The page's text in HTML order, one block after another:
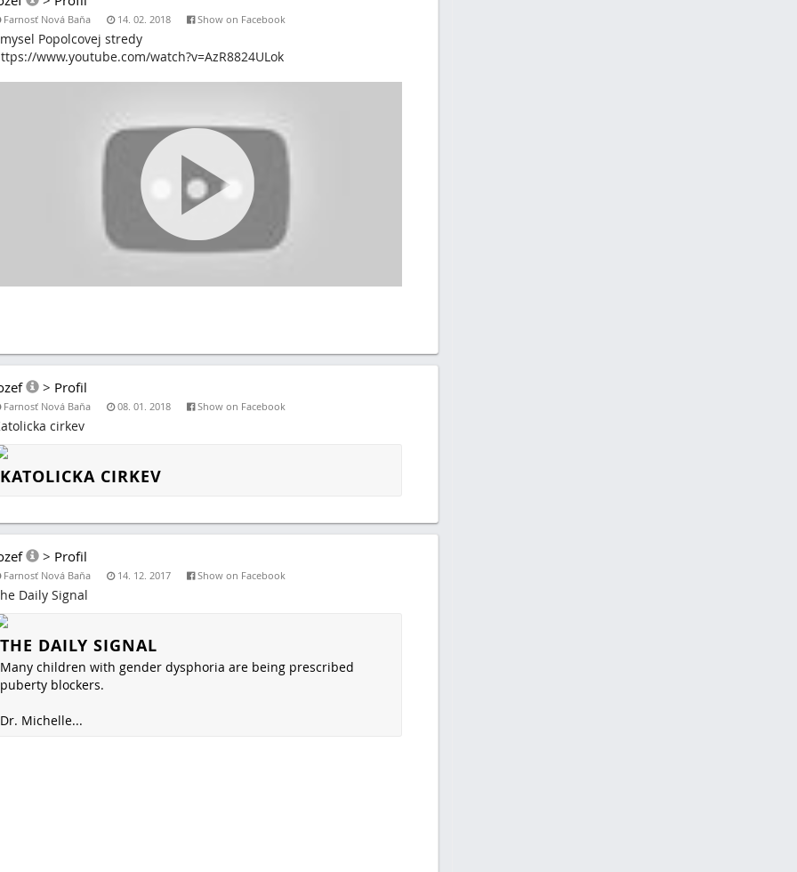
Farnosť Nová Baňa 14. 02. 2018 Show on Facebook
Popolcovej stredy
www.youtube.com/watch?v=AzR8824ULok
> Profil
Farnosť Nová Baňa 08. 01. 2018 Show on Facebook
cirkev
KATOLICKA CIRKEV
> Profil
Farnosť Nová Baňa 14. 12. 2017 Show on Facebook
Daily Signal
THE DAILY SIGNAL
Many children with gender dysphoria are being prescribed
puberty blockers.
Dr. Michelle...